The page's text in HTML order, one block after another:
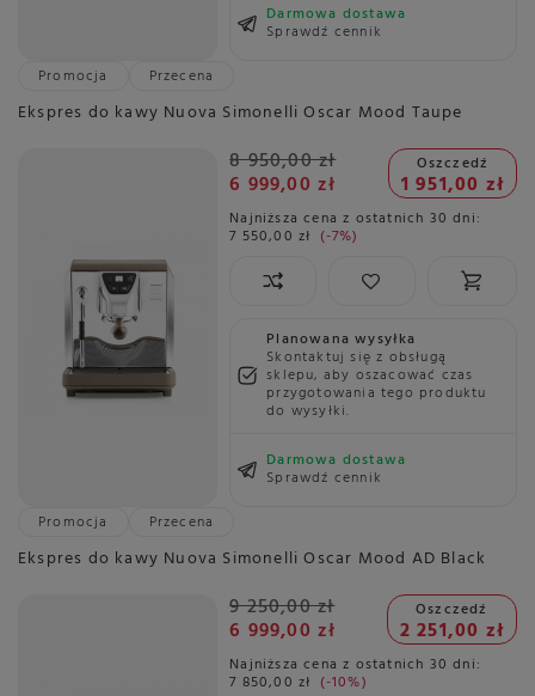
Darmowa dostawa
Sprawdź cennik
Promocja
Przecena
Ekspres do kawy Nuova Simonelli Oscar Mood Taupe
8 950,00 zł
6 999,00 zł
Oszczedź
1 951,00 zł
Najniższa cena z ostatnich 30 dni:
7 550,00 zł -7%
Planowana wysyłka
Skontaktuj się z obsługą
sklepu, aby oszacować czas
przygotowania tego produktu
do wysyłki.
Darmowa dostawa
Sprawdź cennik
Promocja
Przecena
Ekspres do kawy Nuova Simonelli Oscar Mood AD Black
9 250,00 zł
6 999,00 zł
Oszczedź
2 251,00 zł
Najniższa cena z ostatnich 30 dni:
7 850,00 zł -10%